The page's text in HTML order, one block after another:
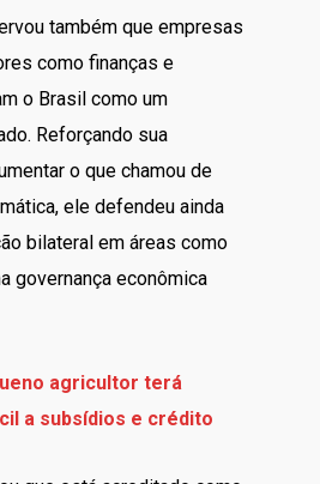
também que empresas
como finanças e
o Brasil como um
Reforçando sua
o que chamou de
ele defendeu ainda
bilateral em áreas como
governança econômica
agricultor terá
a subsídios e crédito